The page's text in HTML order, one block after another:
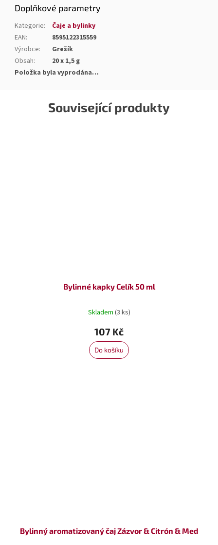
Související produkty
Bylinné kapky Celík 50 ml
Skladem (3 ks)
107 Kč
Do košíku
Bylinný aromatizovaný čaj Zázvor & Citrón & Med
Doplňkové parametry
Kategorie:
Čaje a bylinky
EAN:
8595122315559
Výrobce:
Grešík
Obsah:
20 x 1,5 g
Položka byla vyprodána…